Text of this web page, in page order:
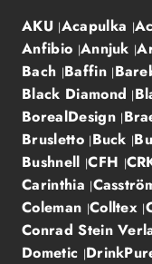
AKU Acapulka
Anfibio Annjuk
Bach Baffin
Black Diamond
BorealDesign
Brusletto Buck
Bushnell CFH
Carinthia
Coleman Colltex
Conrad Stein
Dometic